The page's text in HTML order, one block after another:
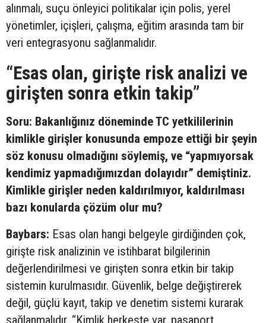
alınmalı, suçu önleyici politikalar için polis, yerel
yönetimler, içişleri, çalışma, eğitim arasında tam bir
veri entegrasyonu sağlanmalıdır.
“Esas olan, girişte risk analizi ve
girişten sonra etkin takip”
Soru: Bakanlığınız döneminde TC yetkililerinin
kimlikle girişler konusunda empoze ettiği bir şeyin
söz konusu olmadığını söylemiş, ve “yapmıyorsak
kendimiz yapmadığımızdan dolayıdır” demiştiniz.
Kimlikle girişler neden kaldırılmıyor, kaldırılması
bazı konularda çözüm olur mu?
Baybars: Esas olan hangi belgeyle girdiğinden çok,
girişte risk analizinin ve istihbarat bilgilerinin
değerlendirilmesi ve girişten sonra etkin bir takip
sistemin kurulmasıdır. Güvenlik, belge değiştirerek
değil, güçlü kayıt, takip ve denetim sistemi kurarak
sağlanmalıdır. “Kimlik herkeste var, pasaport